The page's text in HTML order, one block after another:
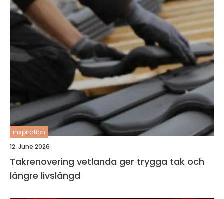
inspiration
12. June 2026
Takrenovering vetlanda ger trygga tak och
längre livslängd